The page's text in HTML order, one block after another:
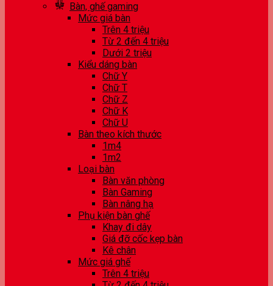
Bàn, ghế gaming
Mức giá bàn
Trên 4 triệu
Từ 2 đến 4 triệu
Dưới 2 triệu
Kiểu dáng bàn
Chữ Y
Chữ T
Chữ Z
Chữ K
Chữ U
Bàn theo kích thước
1m4
1m2
Loại bàn
Bàn văn phòng
Bàn Gaming
Bàn nâng hạ
Phụ kiện bàn ghế
Khay đi dây
Giá đỡ cốc kẹp bàn
Kê chân
Mức giá ghế
Trên 4 triệu